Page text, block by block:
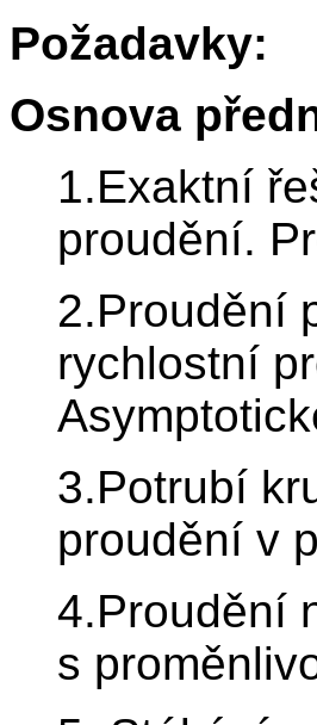
Požadavky:
Osnova
1.Exaktní
proudění.
2.Proudění
rychlostní
3.Potrubí
proudění v
4.Proudění
s